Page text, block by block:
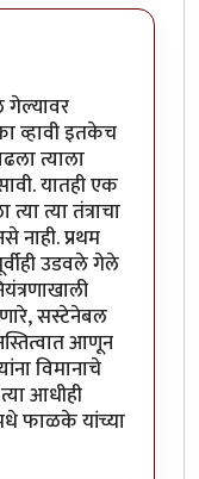
व्हावी इतकेच
त्याला
यातही एक
त्या तंत्राचा
नाही. प्रथम
उडवले गेले
सस्टेनेबल
आणून
विमानाचे
आधीही
फाळके यांच्या